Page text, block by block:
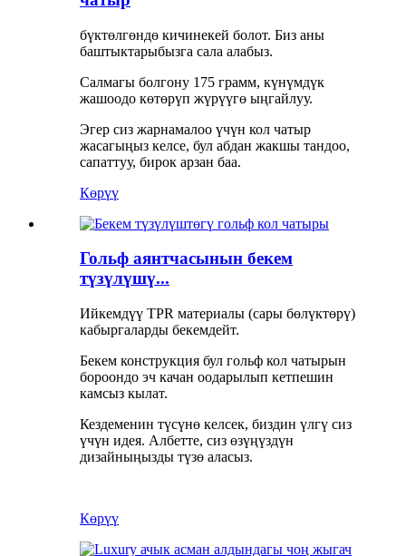
бүктөлгөндө кичинекей болот. Биз аны
баштыктарыбызга сала алабыз.
Салмагы болгону 175 грамм, күнүмдүк
жашоодо көтөрүп жүрүүгө ыңгайлуу.
Эгер сиз жарнамалоо үчүн кол чатыр
жасагыңыз келсе, бул абдан жакшы тандоо,
сапаттуу, бирок арзан баа.
Көрүү
Гольф аянтчасынын бекем
түзүлүшү...
Ийкемдүү TPR материалы (сары бөлүктөрү)
кабыргаларды бекемдейт.
Бекем конструкция бул гольф кол чатырын
бороондо эч качан оодарылып кетпешин
камсыз кылат.
Кездеменин түсүнө келсек, биздин үлгү сиз
үчүн идея. Албетте, сиз өзүңүздүн
дизайныңызды түзө аласыз.
Көрүү